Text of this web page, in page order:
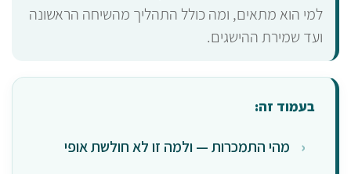
למי הוא מתאים, ומה כולל התהליך מהשיחה הראשונה
ועד שמירת ההישגים.
בעמוד זה:
מהי התמכרות — ולמה זו לא חולשת אופי